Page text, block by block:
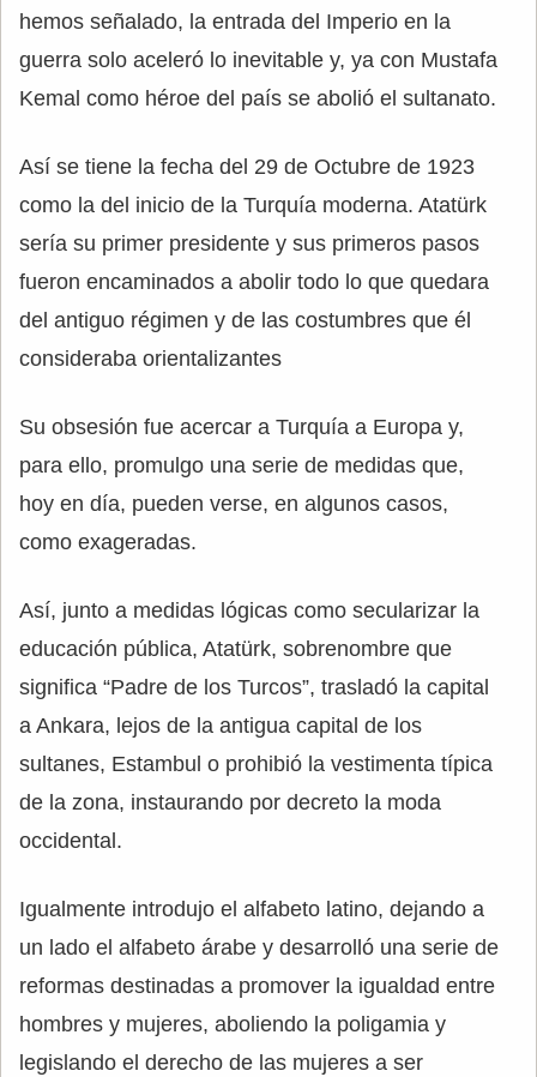
hemos señalado, la entrada del Imperio en la
guerra solo aceleró lo inevitable y, ya con Mustafa
Kemal como héroe del país se abolió el sultanato.
Así se tiene la fecha del 29 de Octubre de 1923
como la del inicio de la Turquía moderna. Atatürk
sería su primer presidente y sus primeros pasos
fueron encaminados a abolir todo lo que quedara
del antiguo régimen y de las costumbres que él
consideraba orientalizantes
Su obsesión fue acercar a Turquía a Europa y,
para ello, promulgo una serie de medidas que,
hoy en día, pueden verse, en algunos casos,
como exageradas.
Así, junto a medidas lógicas como secularizar la
educación pública, Atatürk, sobrenombre que
significa “Padre de los Turcos”, trasladó la capital
a Ankara, lejos de la antigua capital de los
sultanes, Estambul o prohibió la vestimenta típica
de la zona, instaurando por decreto la moda
occidental.
Igualmente introdujo el alfabeto latino, dejando a
un lado el alfabeto árabe y desarrolló una serie de
reformas destinadas a promover la igualdad entre
hombres y mujeres, aboliendo la poligamia y
legislando el derecho de las mujeres a ser